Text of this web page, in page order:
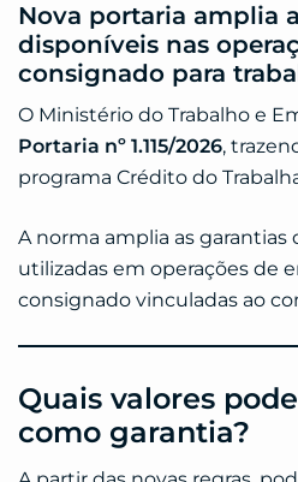
Nova portaria amplia
disponíveis nas
consignado para
O Ministério do Trabalho e
Portaria nº 1.115/2026,
programa Crédito do
A norma amplia as garantias
utilizadas em operações de
consignado vinculadas ao
Quais valores
como garantia?